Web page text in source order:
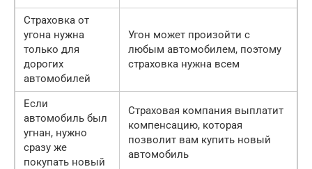
Страховка от
угона нужна
только для
дорогих
автомобилей
Угон может произойти с
любым автомобилем, поэтому
страховка нужна всем
Если
автомобиль был
угнан, нужно
сразу же
покупать новый
Страховая компания выплатит
компенсацию, которая
позволит вам купить новый
автомобиль